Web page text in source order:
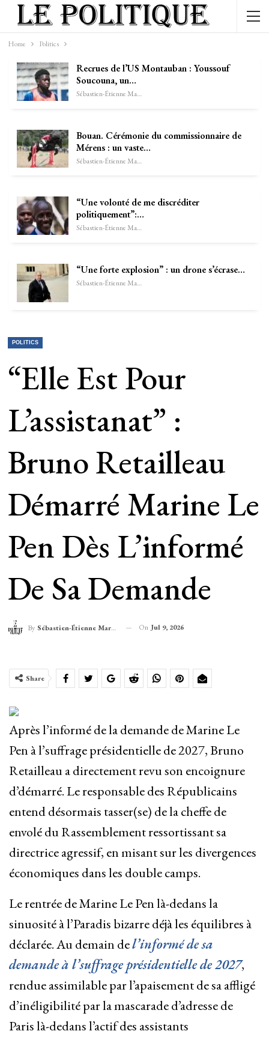
Home Politics
Recrues de l’US Montauban : Youssouf
Soucouna, un…
Sébastien-Étienne Marechal
Bouan. Cérémonie du commissionnaire de
Mérens : un vaste…
Sébastien-Étienne Marechal
“Une volonté de me discréditer
politiquement”:…
Sébastien-Étienne Marechal
“Une forte explosion” : un drone s’écrase…
Sébastien-Étienne Marechal
POLITICS
“Elle Est Pour
L’assistanat” :
Bruno Retailleau
Démarré Marine Le
Pen Dès L’informé
De Sa Demande
By Sébastien-Étienne Marechal On Jul 9, 2026
Share
Après l’informé de la demande de Marine Le
Pen à l’suffrage présidentielle de 2027, Bruno
Retailleau a directement revu son encoignure
d’démarré. Le responsable des Républicains
entend désormais tasser(se) de la cheffe de
envolé du Rassemblement ressortissant sa
directrice agressif, en misant sur les divergences
économiques dans les double camps.
Le rentrée de Marine Le Pen là-dedans la
sinuosité à l’Paradis bizarre déjà les équilibres à
déclarée. Au demain del’informé de sa
demande à l’suffrage présidentielle de 2027,
rendue assimilable par l’apaisement de sa affligé
d’inéligibilité par la mascarade d’adresse de
Paris là-dedans l’actif des assistants